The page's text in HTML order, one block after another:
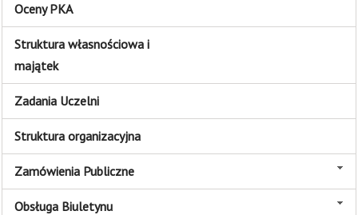
Oceny PKA
Struktura własnościowa i
majątek
Zadania Uczelni
Struktura organizacyjna
Zamówienia Publiczne
Obsługa Biuletynu